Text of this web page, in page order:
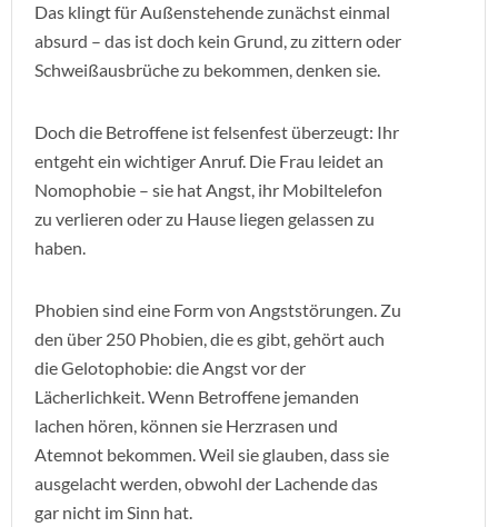
Das klingt für Außenstehende zunächst einmal
absurd – das ist doch kein Grund, zu zittern oder
Schweißausbrüche zu bekommen, denken sie.
Doch die Betroffene ist felsenfest überzeugt: Ihr
entgeht ein wichtiger Anruf. Die Frau leidet an
Nomophobie – sie hat Angst, ihr Mobiltelefon
zu verlieren oder zu Hause liegen gelassen zu
haben.
Phobien sind eine Form von Angststörungen. Zu
den über 250 Phobien, die es gibt, gehört auch
die Gelotophobie: die Angst vor der
Lächerlichkeit. Wenn Betroffene jemanden
lachen hören, können sie Herzrasen und
Atemnot bekommen. Weil sie glauben, dass sie
ausgelacht werden, obwohl der Lachende das
gar nicht im Sinn hat.